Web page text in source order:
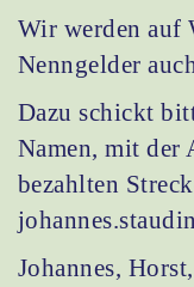
Wir werden auf
Nenngelder
Dazu schickt
Namen, mit der
bezahlten
Johannes,